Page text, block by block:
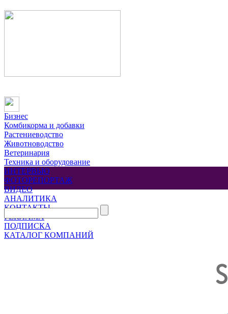
Бизнес
Комбикорма и добавки
Растениеводство
Животноводство
Ветеринария
Техника и оборудование
ИНТЕРВЬЮ
ФОТОРЕПОРТАЖ
ВИДЕО
АНАЛИТИКА
КОНТАКТЫ
РЕКЛАМА
ПОДПИСКА
КАТАЛОГ КОМПАНИЙ